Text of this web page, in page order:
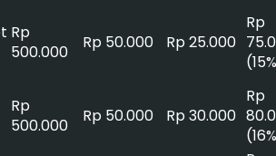
Rp
500.000
Rp 50.000 Rp 25.000
Rp
Rp
500.000
Rp 50.000 Rp 30.000
Rp